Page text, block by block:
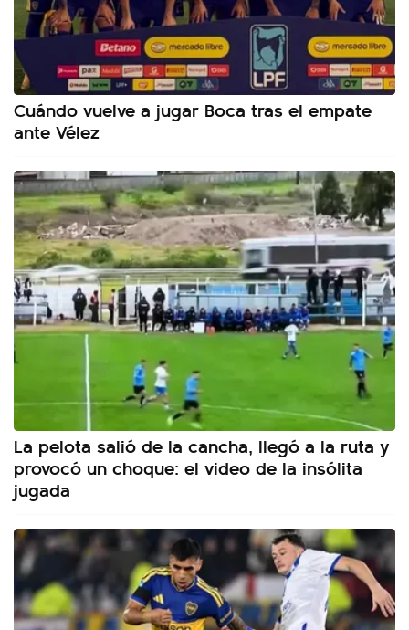
Cuándo vuelve a jugar Boca tras el empate
ante Vélez
La pelota salió de la cancha, llegó a la ruta y
provocó un choque: el video de la insólita
jugada